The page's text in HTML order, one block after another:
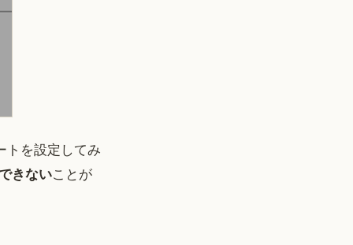
トを設定してみ
きないことが